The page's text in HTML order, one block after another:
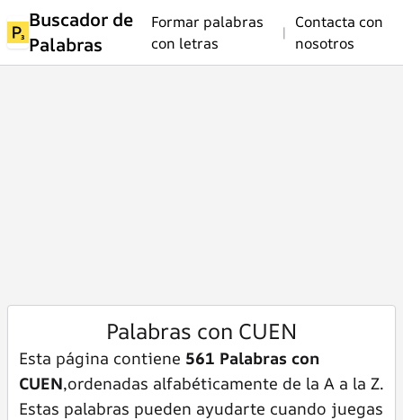
Buscador de
Palabras
Formar palabras
con letras
|
Contacta con
nosotros
Palabras con CUEN
Esta página contiene 561 Palabras con
CUEN,ordenadas alfabéticamente de la A a la Z.
Estas palabras pueden ayudarte cuando juegas